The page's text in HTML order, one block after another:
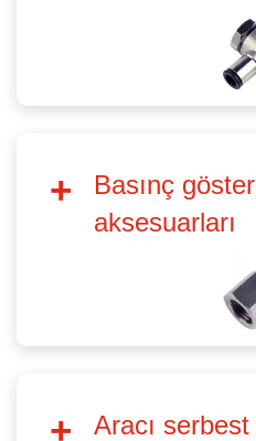
Basınç
aksesuarları
Aracı serbest